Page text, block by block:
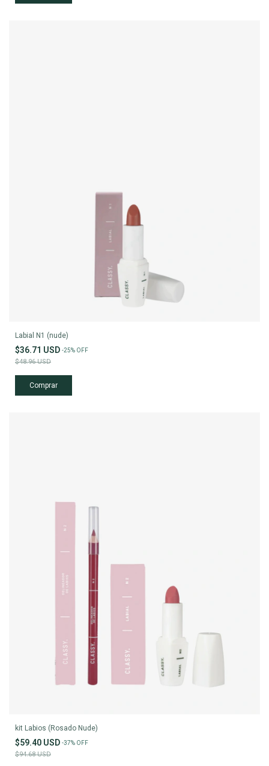
Labial N1 (nude)
$36.71 USD -25% OFF
$48.96 USD
kit Labios (Rosado Nude)
$59.40 USD -37% OFF
$94.68 USD